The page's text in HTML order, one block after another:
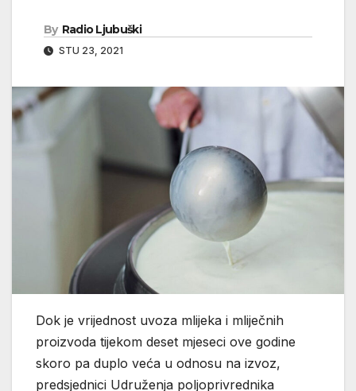
By Radio Ljubuški
STU 23, 2021
Dok je vrijednost uvoza mlijeka i mliječnih
proizvoda tijekom deset mjeseci ove godine
skoro pa duplo veća u odnosu na izvoz,
predsjednici Udruženja poljoprivrednika